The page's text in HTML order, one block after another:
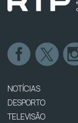
NOTÍCIAS
DESPORTO
TELEVISÃO